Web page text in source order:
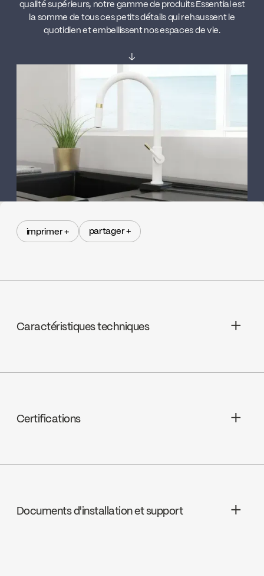
qualité supérieurs, notre gamme de produits Essential est
la somme de tous ces petits détails qui rehaussent le
quotidien et embellissent nos espaces de vie.
↓
imprimer + partager +
Caractéristiques techniques
Céramique 1/4 de tour, FC9K4RH /
Certifications
Documents d'installation et support